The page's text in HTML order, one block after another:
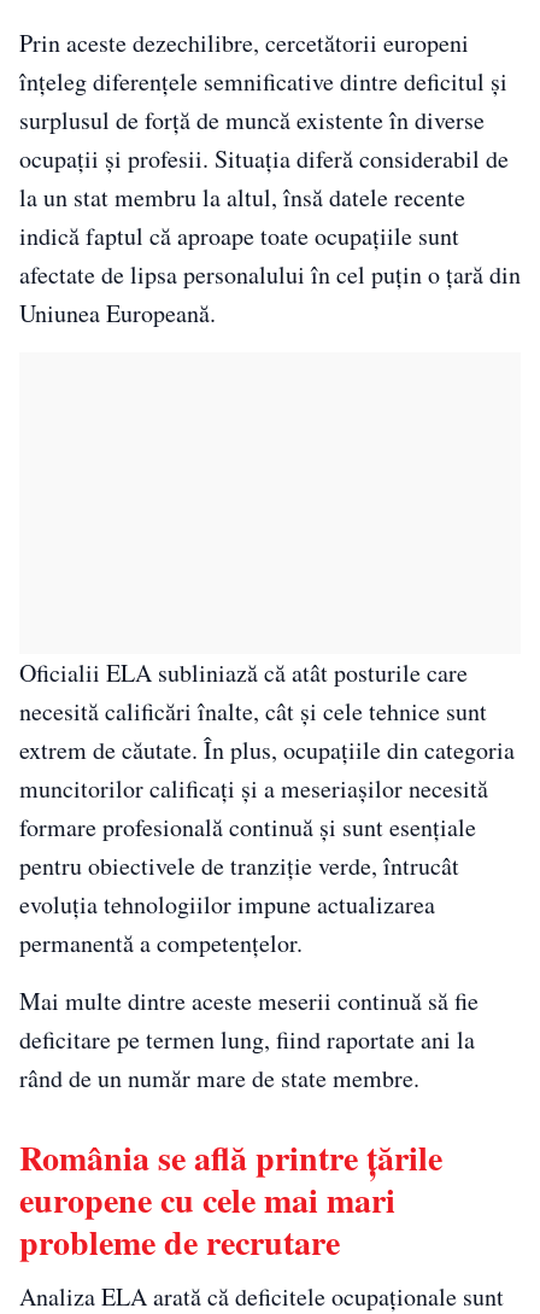
Prin aceste dezechilibre, cercetătorii europeni
înțeleg diferențele semnificative dintre deficitul și
surplusul de forță de muncă existente în diverse
ocupații și profesii. Situația diferă considerabil de
la un stat membru la altul, însă datele recente
indică faptul că aproape toate ocupațiile sunt
afectate de lipsa personalului în cel puțin o țară din
Uniunea Europeană.
Oficialii ELA subliniază că atât posturile care
necesită calificări înalte, cât și cele tehnice sunt
extrem de căutate. În plus, ocupațiile din categoria
muncitorilor calificați și a meseriașilor necesită
formare profesională continuă și sunt esențiale
pentru obiectivele de tranziție verde, întrucât
evoluția tehnologiilor impune actualizarea
permanentă a competențelor.
Mai multe dintre aceste meserii continuă să fie
deficitare pe termen lung, fiind raportate ani la
rând de un număr mare de state membre.
România se află printre țările
europene cu cele mai mari
probleme de recrutare
Analiza ELA arată că deficitele ocupaționale sunt